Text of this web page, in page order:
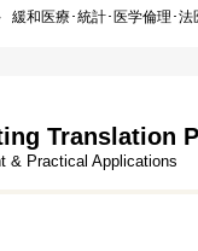
緩和医療･統計･医学倫理･法
Translation
& Practical Applications